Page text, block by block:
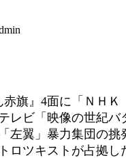
赤旗』4面に「ＮＨ
レビ「映像の世紀
翼」暴力集団の挑
ロツキストが占拠